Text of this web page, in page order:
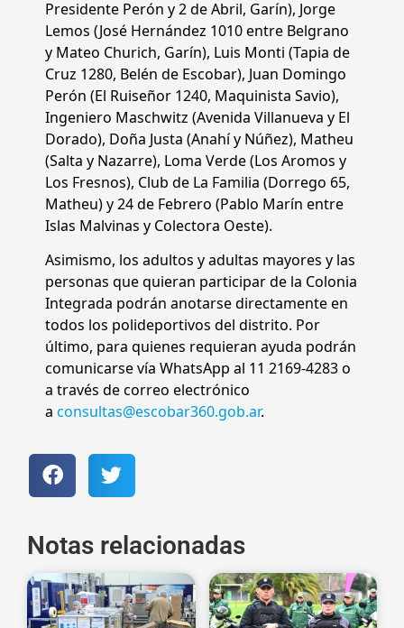
Presidente Perón y 2 de Abril, Garín), Jorge
Lemos (José Hernández 1010 entre Belgrano
y Mateo Churich, Garín), Luis Monti (Tapia de
Cruz 1280, Belén de Escobar), Juan Domingo
Perón (El Ruiseñor 1240, Maquinista Savio),
Ingeniero Maschwitz (Avenida Villanueva y El
Dorado), Doña Justa (Anahí y Núñez), Matheu
(Salta y Nazarre), Loma Verde (Los Aromos y
Los Fresnos), Club de La Familia (Dorrego 65,
Matheu) y 24 de Febrero (Pablo Marín entre
Islas Malvinas y Colectora Oeste).
Asimismo, los adultos y adultas mayores y las
personas que quieran participar de la Colonia
Integrada podrán anotarse directamente en
todos los polideportivos del distrito. Por
último, para quienes requieran ayuda podrán
comunicarse vía WhatsApp al 11 2169-4283 o
a través de correo electrónico
a consultas@escobar360.gob.ar.
Notas relacionadas